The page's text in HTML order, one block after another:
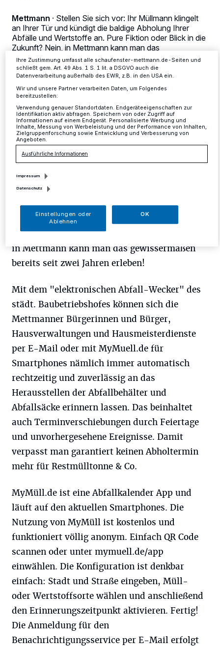
Mettmann · Stellen Sie sich vor: Ihr Müllmann klingelt
an Ihrer Tür und kündigt die baldige Abholung Ihrer
Abfälle und Wertstoffe an. Pure Fiktion oder Blick in die
Zukunft? Nein, in Mettmann kann man das
gewissermaßen bereits seit zwei Jahren erleben!
07.02.2015 , 06:40 Uhr
S tellen Sie sich vor: Ihr Müllmann klingelt
an Ihrer Tür und kündigt die baldige
Abholung Ihrer Abfälle und Wertstoffe an.
Pure Fiktion oder Blick in die Zukunft? Nein,
in Mettmann kann man das gewissermaßen
bereits seit zwei Jahren erleben!
Mit dem "elektronischen Abfall-Wecker" des
städt. Baubetriebshofes können sich die
Mettmanner Bürgerinnen und Bürger,
Hausverwaltungen und Hausmeisterdienste
per E-Mail oder mit MyMuell.de für
Smartphones nämlich immer automatisch
rechtzeitig und zuverlässig an das
Herausstellen der Abfallbehälter und
Abfallsäcke erinnern lassen. Das beinhaltet
auch Terminverschiebungen durch Feiertage
und unvorhergesehene Ereignisse. Damit
verpasst man garantiert keinen Abholtermin
mehr für Restmülltonne & Co.
MyMüll.de ist eine Abfallkalender App und
läuft auf den aktuellen Smartphones. Die
Nutzung von MyMüll ist kostenlos und
funktioniert völlig anonym. Einfach QR Code
scannen oder unter mymuell.de/app
einwählen. Die Konfiguration ist denkbar
einfach: Stadt und Straße eingeben, Müll-
oder Wertstoffsorte wählen und anschließend
den Erinnerungszeitpunkt aktivieren. Fertig!
Die Anmeldung für den
Benachrichtigungsservice per E-Mail erfolgt
dieses Menü jederzeit wieder aufrufen, um Ihre Einstellungen zu
ändern oder Ihre Einwilligung zu widerrufen, indem Sie auf den Link
Einstellungen oder Ablehnen am unteren Rand der Webseite klicken.
Ihre Einstellungen gelten innerhalb unseres Website. Weitere
Informationen finden Sie in unserer Datenschutzerklärung.
Ihre Zustimmung umfasst alle schaufenster-mettmann.de-Seiten und
schließt gem. Art. 49 Abs. 1 S. 1 lit. a DSGVO auch die
Datenverarbeitung außerhalb des EWR, z.B. in den USA ein.
Wir und unsere Partner verarbeiten Daten, um Folgendes
bereitzustellen:
Verwendung genauer Standortdaten. Endgeräteeigenschaften zur
Identifikation aktiv abfragen. Speichern von oder Zugriff auf
Informationen auf einem Endgerät. Personalisierte Werbung und
Inhalte, Messung von Werbeleistung und der Performance von Inhalten,
Zielgruppenforschung sowie Entwicklung und Verbesserung von
Angeboten.
Ausführliche Informationen
Impressum
Datenschutz
Einstellungen oder
Ablehnen
OK